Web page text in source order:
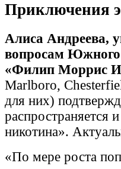
Приключения
Алиса Андреева,
вопросам
«Филип Моррис
Marlboro,
для них)
распространяется
никотина».
«По мере роста